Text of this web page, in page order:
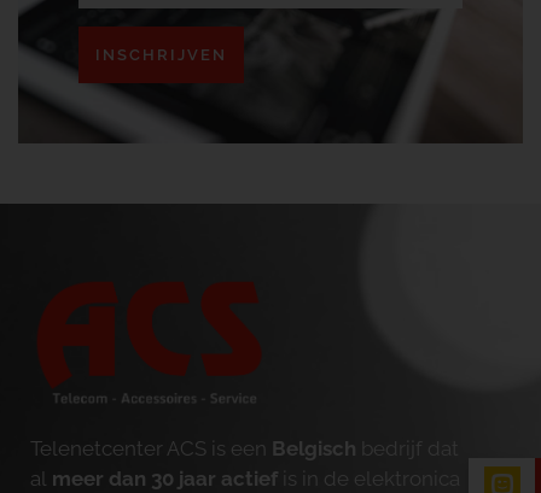
INSCHRIJVEN
Telenetcenter ACS is een Belgisch bedrijf dat
al meer dan 30 jaar actief is in de elektronica